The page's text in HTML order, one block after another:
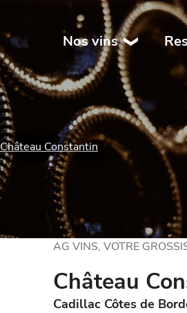
Nos vins
Château Constantin
AG VINS, VOTRE
Château
Cadillac Côtes de